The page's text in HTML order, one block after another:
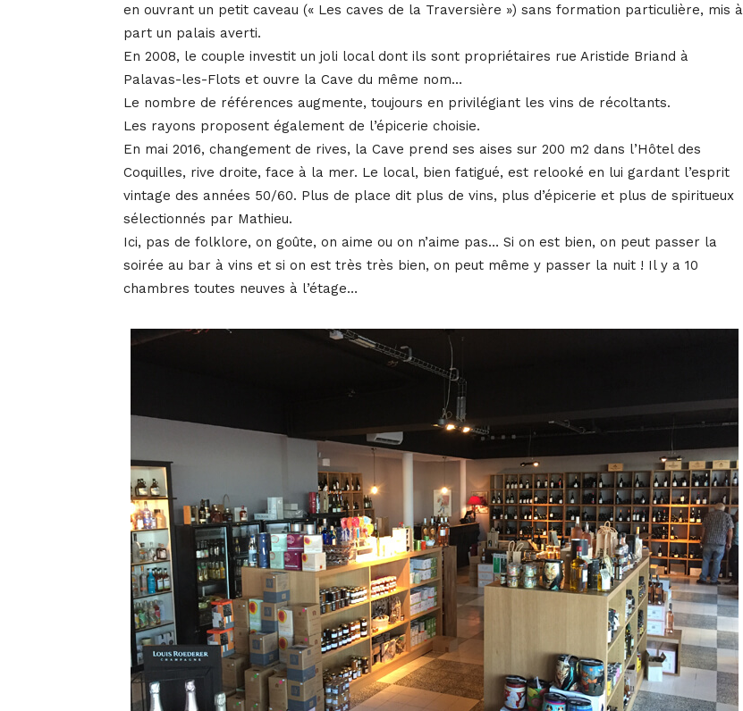
en ouvrant un petit caveau (« Les caves de la Traversière ») sans formation particulière, mis à
part un palais averti.
En 2008, le couple investit un joli local dont ils sont propriétaires rue Aristide Briand à
Palavas-les-Flots et ouvre la Cave du même nom…
Le nombre de références augmente, toujours en privilégiant les vins de récoltants.
Les rayons proposent également de l’épicerie choisie.
En mai 2016, changement de rives, la Cave prend ses aises sur 200 m2 dans l’Hôtel des
Coquilles, rive droite, face à la mer. Le local, bien fatigué, est relooké en lui gardant l’esprit
vintage des années 50/60. Plus de place dit plus de vins, plus d’épicerie et plus de spiritueux
sélectionnés par Mathieu.
Ici, pas de folklore, on goûte, on aime ou on n’aime pas… Si on est bien, on peut passer la
soirée au bar à vins et si on est très très bien, on peut même y passer la nuit ! Il y a 10
chambres toutes neuves à l’étage…